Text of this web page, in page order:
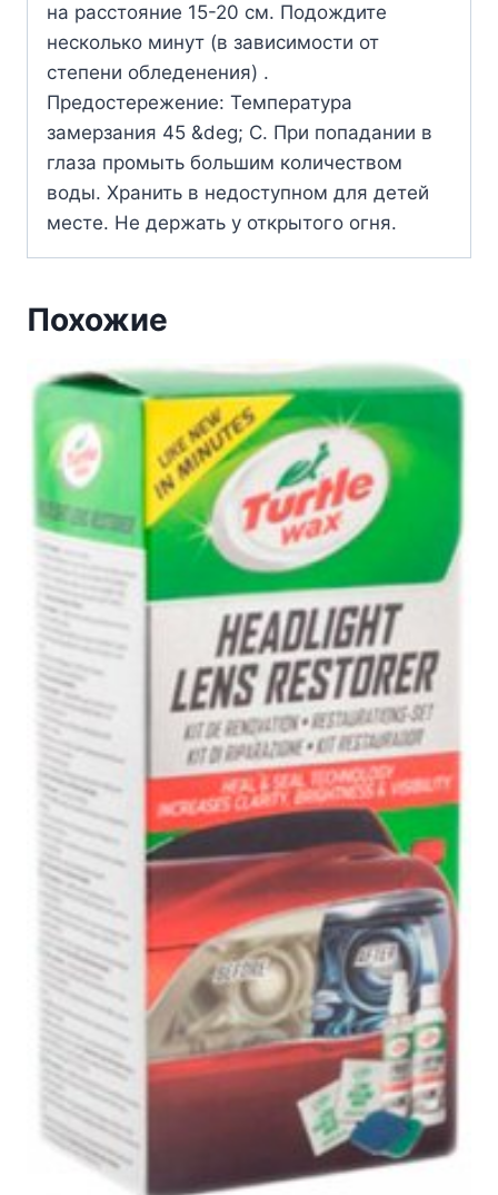
на расстояние 15-20 см. Подождите
несколько минут (в зависимости от
степени обледенения) .
Предостережение: Температура
замерзания 45 &deg; С. При попадании в
глаза промыть большим количеством
воды. Хранить в недоступном для детей
месте. Не держать у открытого огня.
Похожие